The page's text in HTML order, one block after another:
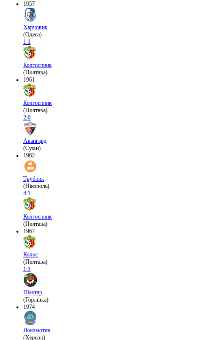
1957
Харчовик
(Одеса)
1:1
Колгоспник
(Полтава)
1961
Колгоспник
(Полтава)
2:0
Авангард
(Суми)
1962
Трубник
(Нікополь)
4:1
Колгоспник
(Полтава)
1967
Колос
(Полтава)
1:1
Шахтар
(Горлівка)
1974
Локомотив
(Херсон)